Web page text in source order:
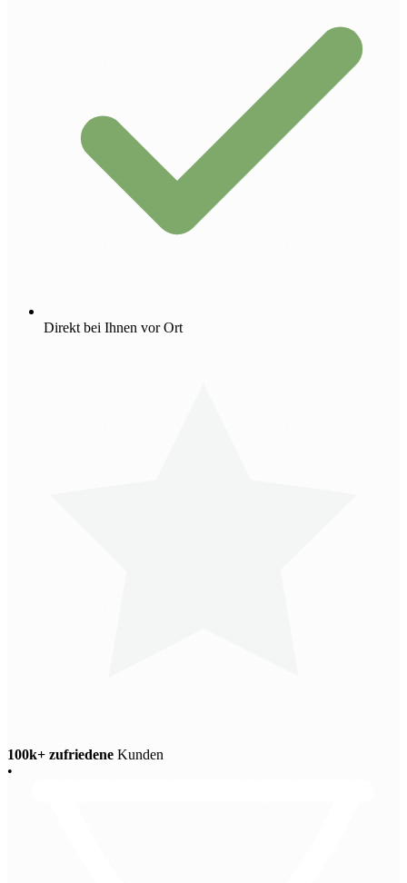
Direkt bei Ihnen vor Ort
100k+ zufriedene Kunden
•